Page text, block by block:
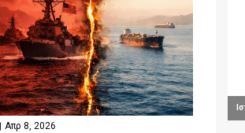
Απρ 8, 2026